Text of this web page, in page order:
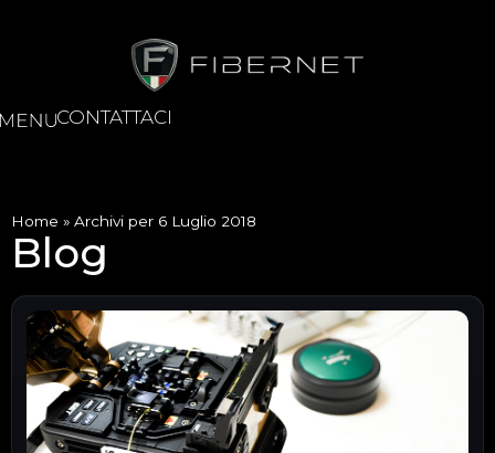
CONTATTACI
Home » Archivi per 6 Luglio 2018
Blog